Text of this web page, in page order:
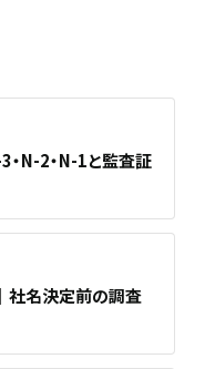
N-2・N-1と監査証
社名決定前の調査